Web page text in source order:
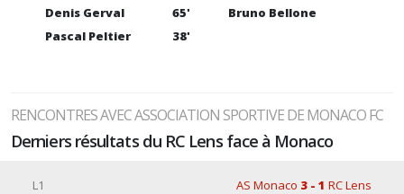
Denis Gerval
65'
Pascal Peltier
38'
Bruno Bellone
RENCONTRES AVEC ASSOCIATION SPORTIVE DE MONACO FC
Derniers résultats du RC Lens face à Monaco
L1 AS Monaco 3 - 1 RC Lens